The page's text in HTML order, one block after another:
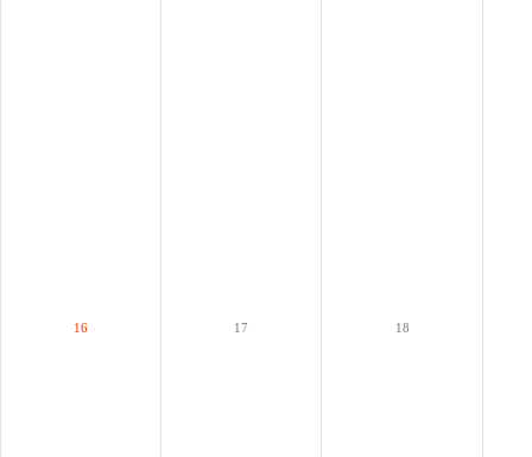
16 17 18